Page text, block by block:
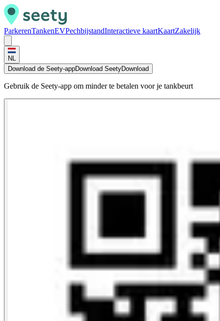
ParkerenTankenEVPechbijstandInteractieve kaartKaartZakelijk
NL
Download de Seety-appDownload SeetyDownload
Gebruik de Seety-app om minder te betalen voor je tankbeurt